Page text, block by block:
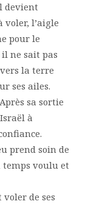
devient
l’aigle
pour le
ne sait pas
la terre
ses ailes.
sa sortie
à
prend soin de
voulu et
de ses